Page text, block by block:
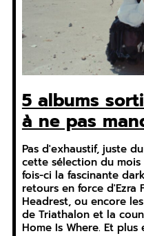
5 albums
à ne pas
Pas d'exhaustif, juste
cette sélection du
fois-ci la fascinante
retours en force d'Ezra
Headrest, ou encore
de Triathalon et la
Home Is Where. Et